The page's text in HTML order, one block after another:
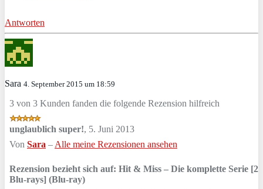
Antworten
Sara 4. September 2015 um 18:59
3 von 3 Kunden fanden die folgende Rezension hilfreich
unglaublich super!, 5. Juni 2013
Von Sara –Alle meine Rezensionen ansehen
Rezension bezieht sich auf: Hit & Miss – Die komplette Serie [2
Blu-rays] (Blu-ray)